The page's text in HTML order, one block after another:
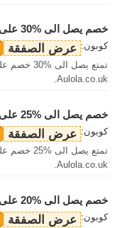
خصم يصل الى %30 على أغطية / كفرات ايفون 7 زائد
كوبون: عرض الصفقة
Aulola.co.uk.
خصم يصل الى %25 على اكسسوارات سامسونج Note 8
كوبون: عرض الصفقة
Aulola.co.uk.
خصم يصل الى %20 على أجهزة الكمبيوتر والشبكات
كوبون: عرض الصفقة